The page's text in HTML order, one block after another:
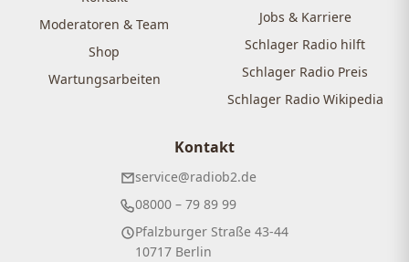
Moderatoren & Team
Shop
Wartungsarbeiten
Jobs & Karriere
Schlager Radio hilft
Schlager Radio Preis
Schlager Radio Wikipedia
Kontakt
service@radiob2.de
08000 – 79 89 99
Pfalzburger Straße 43-44
10717 Berlin